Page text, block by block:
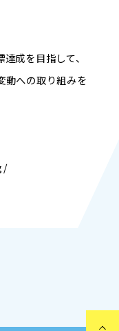
成を目指して、
動への取り組みを